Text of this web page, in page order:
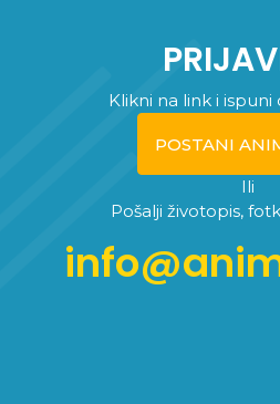
Klikni na link i ispuni
POSTANI
Ili
Pošalji životopis,